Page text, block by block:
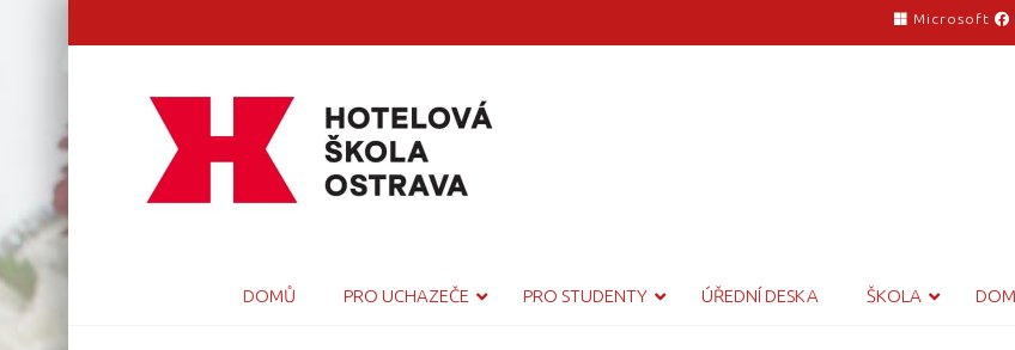
Microsoft
DOMŮ PRO UCHAZEČE PRO STUDENTY ÚŘEDNÍ DESKA ŠKOLA